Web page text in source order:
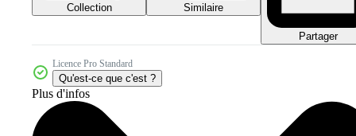
Collection Similaire
Partager
Licence Pro Standard
Qu'est-ce que c'est ?
Plus d'infos